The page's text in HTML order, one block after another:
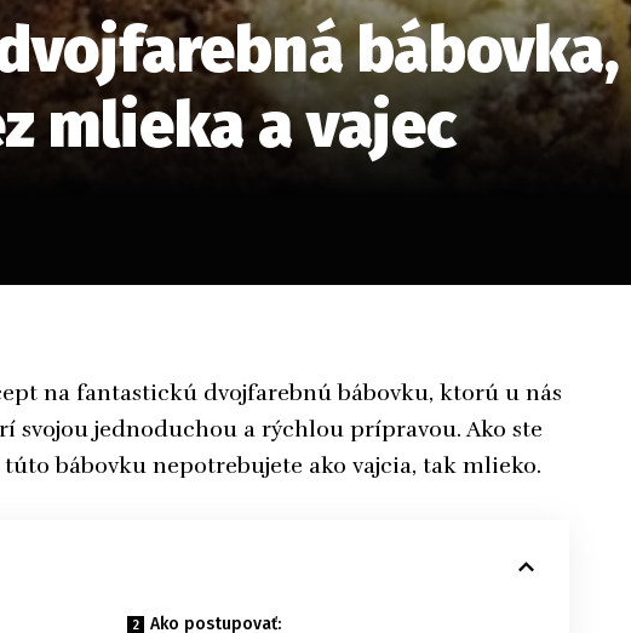
mlieka a vajec
na fantastickú dvojfarebnú bábovku, ktorú u nás
svojou jednoduchou a rýchlou prípravou. Ako ste
bábovku nepotrebujete ako vajcia, tak mlieko.
Ako postupovať: